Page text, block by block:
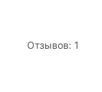
Отзывов: 1